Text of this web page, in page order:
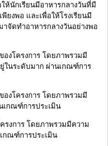
ห้นักเรียนมีอาหารกลางวันที่มี
ยงพอ และเพื่อให้โรงเรียนมี
าจัดทำอาหารกลางวันอย่างพอ
องโครงการ โดยภาพรวมมี
ในระดับมาก ผ่านเกณฑ์การ
องโครงการ โดยภาพรวมมี
เกณฑ์การประเมิน
รงการ โดยภาพรวมมีความ
กณฑ์การประเมิน